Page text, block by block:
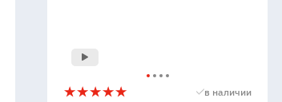
Алмазный
5 в наличии